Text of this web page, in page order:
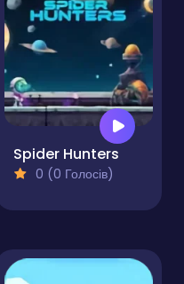
Spider Hunters
0 (0 Голосів)